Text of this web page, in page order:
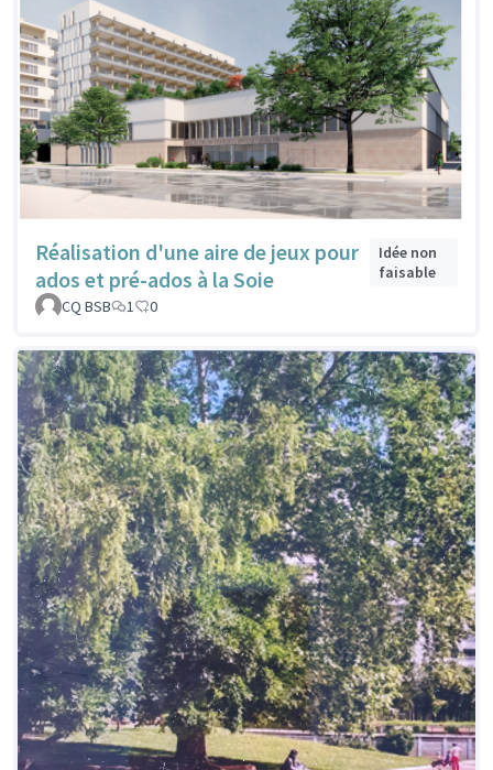
Réalisation d'une aire de jeux pour
ados et pré-ados à la Soie
Idée non
faisable
CQ BSB
1 0